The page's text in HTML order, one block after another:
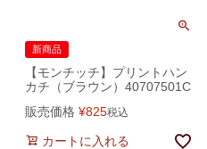
新商品
【モンチッチ】プリントハン
カチ（ブラウン）40707501C
販売価格 ¥825税込
カートに入れる